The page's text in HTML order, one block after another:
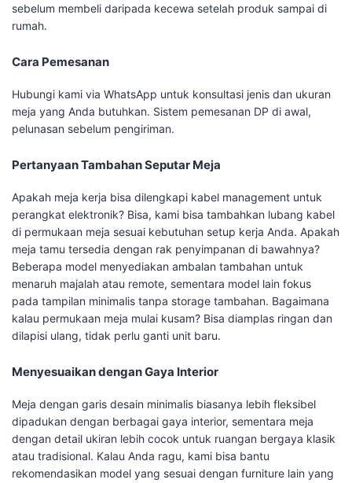
sebelum membeli daripada kecewa setelah produk sampai di
rumah.
Cara Pemesanan
Hubungi kami via WhatsApp untuk konsultasi jenis dan ukuran
meja yang Anda butuhkan. Sistem pemesanan DP di awal,
pelunasan sebelum pengiriman.
Pertanyaan Tambahan Seputar Meja
Apakah meja kerja bisa dilengkapi kabel management untuk
perangkat elektronik? Bisa, kami bisa tambahkan lubang kabel
di permukaan meja sesuai kebutuhan setup kerja Anda. Apakah
meja tamu tersedia dengan rak penyimpanan di bawahnya?
Beberapa model menyediakan ambalan tambahan untuk
menaruh majalah atau remote, sementara model lain fokus
pada tampilan minimalis tanpa storage tambahan. Bagaimana
kalau permukaan meja mulai kusam? Bisa diamplas ringan dan
dilapisi ulang, tidak perlu ganti unit baru.
Menyesuaikan dengan Gaya Interior
Meja dengan garis desain minimalis biasanya lebih fleksibel
dipadukan dengan berbagai gaya interior, sementara meja
dengan detail ukiran lebih cocok untuk ruangan bergaya klasik
atau tradisional. Kalau Anda ragu, kami bisa bantu
rekomendasikan model yang sesuai dengan furniture lain yang